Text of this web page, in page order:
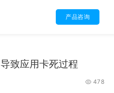
产品咨询
致应用卡死过程
478